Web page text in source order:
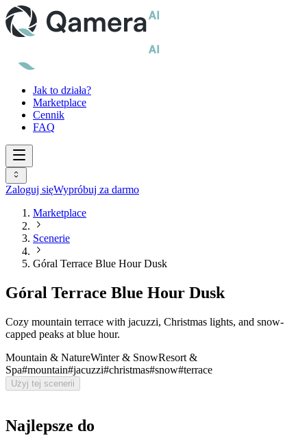
Jak to działa?
Marketplace
Cennik
FAQ
Zaloguj sięWypróbuj za darmo
Marketplace
Scenerie
Góral Terrace Blue Hour Dusk
Góral Terrace Blue Hour Dusk
Cozy mountain terrace with jacuzzi, Christmas lights, and snow-
capped peaks at blue hour.
Mountain & NatureWinter & SnowResort &
Spa#mountain#jacuzzi#christmas#snow#terrace
Użyj tej scenerii
Najlepsze do